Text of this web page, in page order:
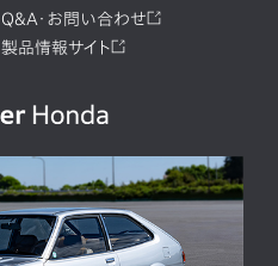
Q&A・お問い合わせ
製品情報サイト